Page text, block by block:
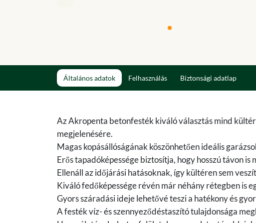
Általános adatok Felhasználás Biztonsági adatlap
Az Akropenta betonfesték kiváló választás mind
megjelenésére.
Magas kopásállóságának köszönhetően ideális
Erős tapadóképessége biztosítja, hogy hosszú távon
Ellenáll az időjárási hatásoknak, így kültéren sem
Kiváló fedőképessége révén már néhány rétegben is
Gyors száradási ideje lehetővé teszi a hatékony és
A festék víz- és szennyeződéstaszító tulajdonsága